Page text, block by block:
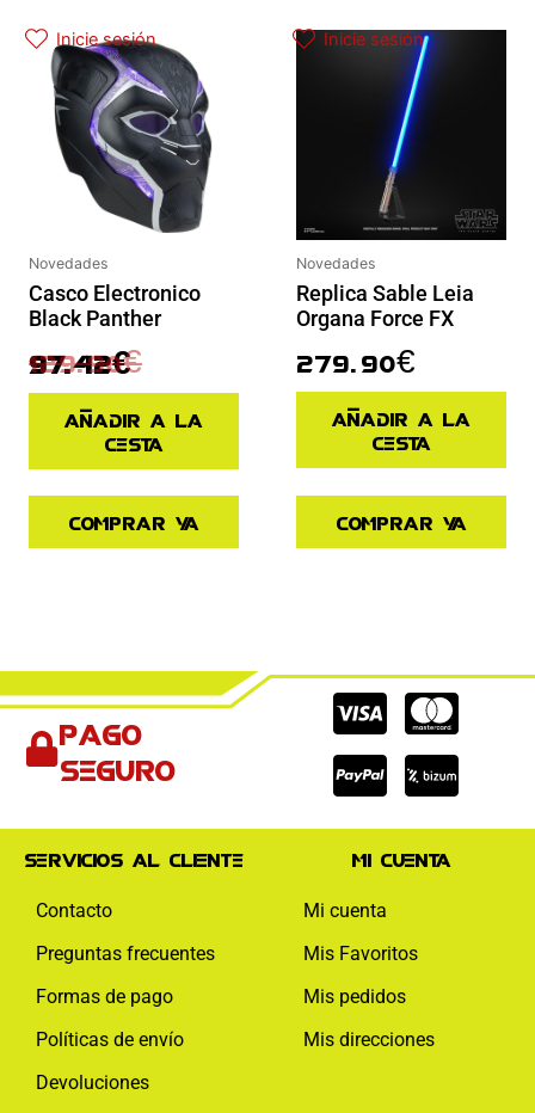
Inicie sesión
Novedades
Casco Electronico
Black Panther
129.90€
97.42€
Añadir a la
cesta
Comprar ya
Inicie sesión
Novedades
Replica Sable Leia
Organa Force FX
279.90€
Añadir a la
cesta
Comprar ya
Pago
seguro
Cc-
visa
Cc-
Cc-
paypal
Servicios al cliente
Contacto
Preguntas frecuentes
Formas de pago
Políticas de envío
Devoluciones
Mi cuenta
Mi cuenta
Mis Favoritos
Mis pedidos
Mis direcciones